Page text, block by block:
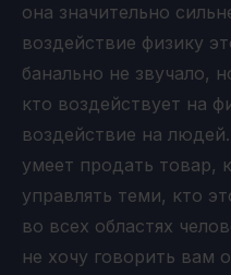
она значительно
воздействие физику
банально не звучало,
кто воздействует на
воздействие на
умеет продать товар,
управлять теми, кто
во всех областях
не хочу говорить вам